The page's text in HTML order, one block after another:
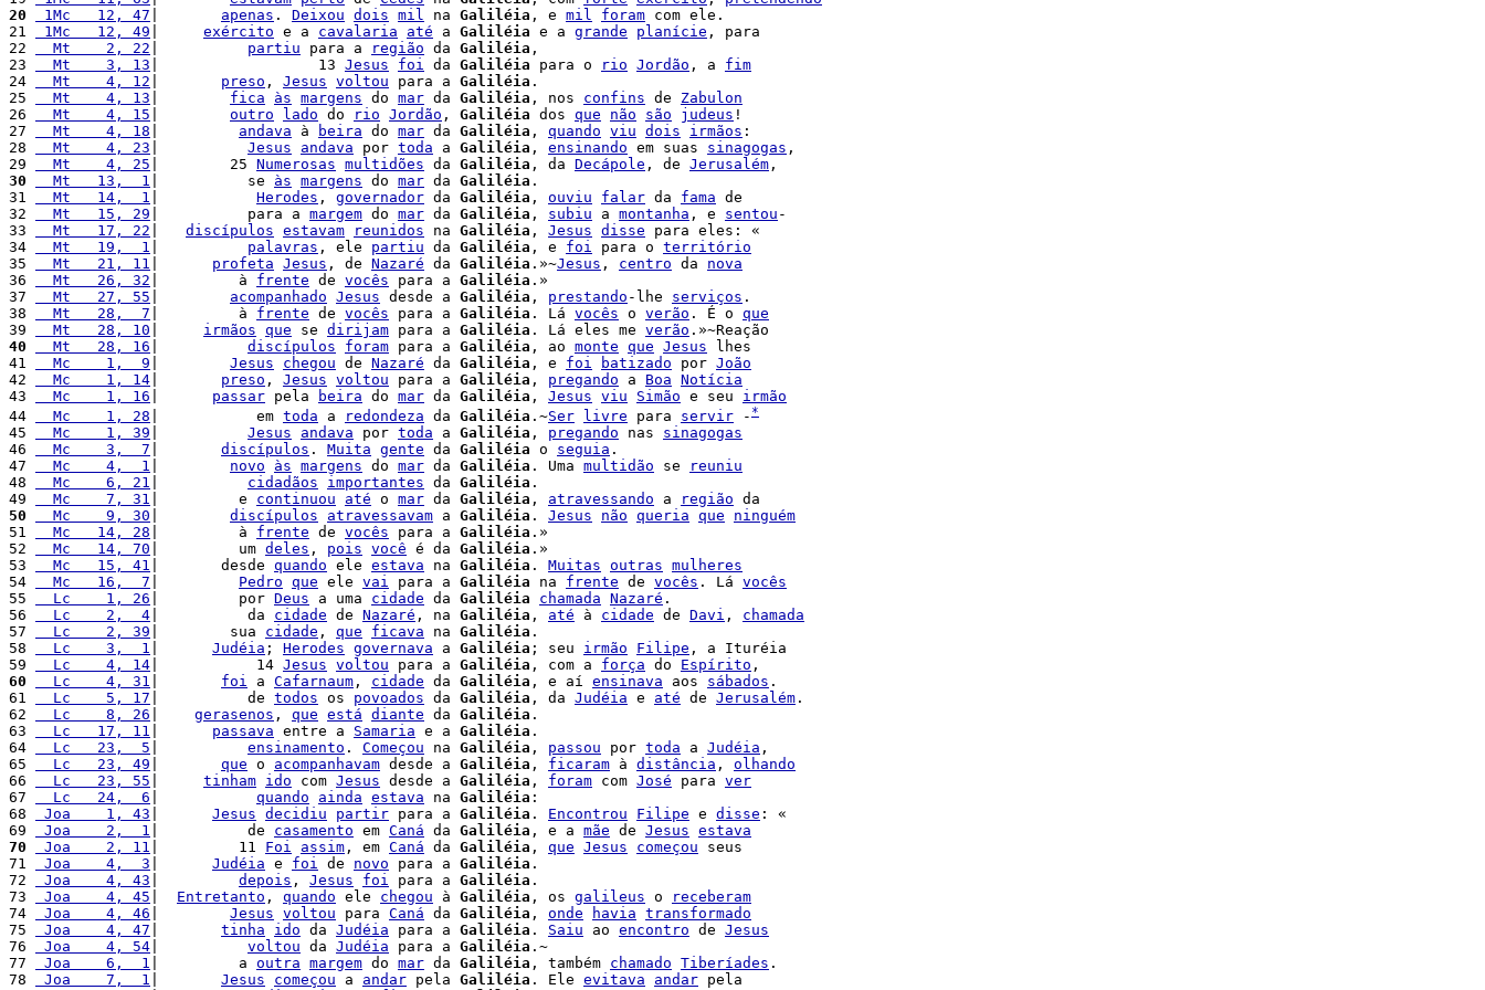
20
1Mc   12, 47 apenas . Deixou dois mil na Galiléia , e mil foram com ele.
21
1Mc   12, 49 exército e a cavalaria até a Galiléia e a grande planície , para
22
  Mt    2, 22
partiu para a região da Galiléia ,
23
  Mt    3, 13
|                  13 Jesus foi da Galiléia para o rio Jordão , a fim
24
  Mt    4, 12
preso , Jesus voltou para a Galiléia .
25
  Mt    4, 13
fica às margens do mar da Galiléia , nos confins de Zabulon
26
  Mt    4, 15
outro lado do rio Jordão , Galiléia dos que não são judeus !
27
  Mt    4, 18
andava à beira do mar da Galiléia , quando viu dois irmãos :
28
  Mt    4, 23
Jesus andava por toda a Galiléia , ensinando em suas sinagogas ,
29
  Mt    4, 25
|        25 Numerosas multidões da Galiléia , da Decápole , de Jerusalém
30
  Mt   13,  1
|          se às margens do mar da Galiléia .
31
  Mt   14,  1
Herodes , governador da Galiléia , ouviu falar da fama de
32
  Mt   15, 29
|          para a margem do mar da Galiléia , subiu a montanha , e sentou -
33
  Mt   17, 22
discípulos estavam reunidos na Galiléia , Jesus disse para eles: «
34
  Mt   19,  1
palavras , ele partiu da Galiléia , e foi para o território
35
  Mt   21, 11
profeta Jesus , de Nazaré da Galiléia .»~Jesus , centro da nova
36
  Mt   26, 32
|         à frente de vocês para a Galiléia .»
37
  Mt   27, 55
acompanhado Jesus desde a Galiléia , prestando -lhe serviços .
38
  Mt   28,  7
|         à frente de vocês para a Galiléia . Lá vocês o verão . É o que
39
  Mt   28, 10
irmãos que se dirijam para a Galiléia . Lá eles me verão
40
  Mt   28, 16
discípulos foram para a Galiléia , ao monte que Jesus lhes
41
  Mc    1,  9
Jesus chegou de Nazaré da Galiléia , e foi batizado por João
42
  Mc    1, 14
preso , Jesus voltou para a Galiléia , pregando a Boa Notícia
43
  Mc    1, 16
passar pela beira do mar da Galiléia , Jesus viu Simão e seu irmão
44
  Mc    1, 28
|           em toda a redondeza da Galiléia .~Ser livre para servir - *
45
  Mc    1, 39
Jesus andava por toda a Galiléia , pregando nas sinagogas
46
  Mc    3,  7
discípulos . Muita gente da Galiléia o seguia .
47
  Mc    4,  1
novo às margens do mar da Galiléia . Uma multidão se
reuniu
48
  Mc    6, 21
cidadãos importantes da Galiléia .
49
  Mc    7, 31
|         e continuou até o mar da Galiléia , atravessando a região
50
  Mc    9, 30
discípulos atravessavam a Galiléia . Jesus não queria que
ninguém
51
  Mc   14, 28
|         à frente de vocês para a Galiléia .»
52
  Mc   14, 70
|         um deles , pois você é da Galiléia .»
53
  Mc   15, 41
|       desde quando ele estava na Galiléia . Muitas outras mulheres
54
  Mc   16,  7
Pedro que ele vai para a Galiléia na frente de vocês . Lá vocês
55
  Lc    1, 26
|         por Deus a uma cidade da Galiléia chamada Nazaré .
56
  Lc    2,  4
|          da cidade de Nazaré , na Galiléia , até à cidade de Davi , chamada
57
  Lc    2, 39
|        sua cidade , que ficava na Galiléia .
58
  Lc    3,  1
Judéia ; Herodes governava a Galiléia ; seu irmão Filipe , a Ituréia
59
  Lc    4, 14
|           14 Jesus voltou para a Galiléia , com a força do Espírito
60
  Lc    4, 31
foi a Cafarnaum , cidade da Galiléia , e aí ensinava aos sábados .
61
  Lc    5, 17
|          de todos os povoados da Galiléia , da Judéia e até de Jerusalém .
62
  Lc    8, 26
gerasenos , que está diante da Galiléia .
63
  Lc   17, 11
passava entre a Samaria e a Galiléia .
64
  Lc   23,  5
ensinamento . Começou na Galiléia , passou por toda a Judéia ,
65
  Lc   23, 49
que o acompanhavam desde a Galiléia , ficaram à distância , olhando
66
  Lc   23, 55
tinham ido com Jesus desde a Galiléia , foram com José para ver
67
  Lc   24,  6
quando ainda estava na Galiléia :
68
Joa    1, 43 Jesus decidiu partir para a Galiléia . Encontrou Filipe e disse : «
69
Joa    2,  1 |          de casamento em Caná da Galiléia , e a mãe de Jesus estava
70
Joa    2, 11 |         11 Foi assim , em Caná da Galiléia , que Jesus começou seus
71
Joa    4,  3 Judéia e foi de novo para a Galiléia .
72
Joa    4, 43 depois , Jesus foi para a Galiléia .
73
Joa    4, 45 Entretanto , quando ele chegou à Galiléia , os galileus o
receberam
74
Joa    4, 46 Jesus voltou para Caná da Galiléia , onde havia transformado
75
Joa    4, 47 tinha ido da Judéia para a Galiléia . Saiu ao encontro de Jesus
76
Joa    4, 54 voltou da Judéia para a Galiléia .~
77
Joa    6,  1 |         a outra margem do mar da Galiléia , também chamado Tiberíades .
78
Joa    7,  1 Jesus começou a andar pela Galiléia . Ele evitava andar pela